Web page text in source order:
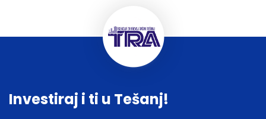
Investiraj i ti u Tešanj!